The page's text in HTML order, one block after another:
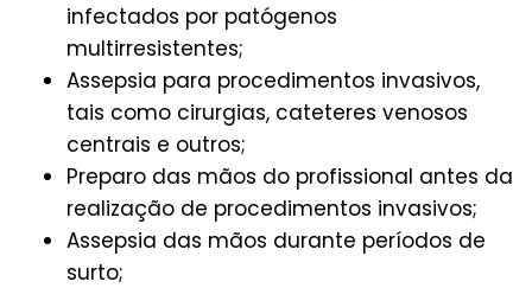
infectados por patógenos
multirresistentes;
Assepsia para procedimentos invasivos,
tais como cirurgias, cateteres venosos
centrais e outros;
Preparo das mãos do profissional antes da
realização de procedimentos invasivos;
Assepsia das mãos durante períodos de
surto;